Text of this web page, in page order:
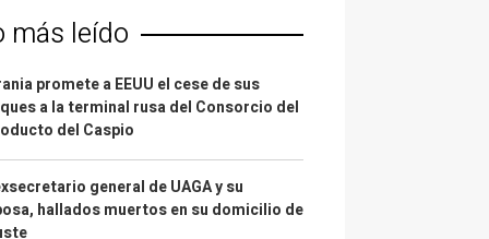
más leído
promete a EEUU el cese de sus
a la terminal rusa del Consorcio del
del Caspio
general de UAGA y su
hallados muertos en su domicilio de